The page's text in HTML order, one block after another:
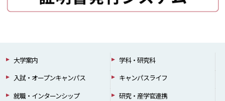
大学案内
学科・研究科
入試・オープンキャンパス
キャンパスライフ
就職・インターンシップ
研究・産学官連携